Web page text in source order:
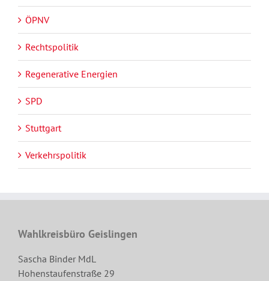
ÖPNV
Rechtspolitik
Regenerative Energien
SPD
Stuttgart
Verkehrspolitik
Wahlkreisbüro Geislingen
Sascha Binder MdL
Hohenstaufenstraße 29